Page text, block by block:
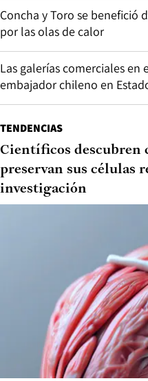
Concha y Toro se benefició
por las olas de calor
Las galerías comerciales
embajador chileno en
TENDENCIAS
Científicos descubren
preservan sus células
investigación